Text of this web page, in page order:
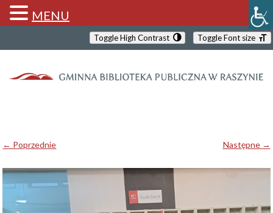
Toggle High Contrast Toggle Font size
← Poprzednie Następne →
MENU